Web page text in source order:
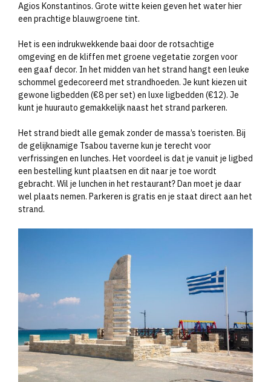
Agios Konstantinos. Grote witte keien geven het water hier
een prachtige blauwgroene tint.
Het is een indrukwekkende baai door de rotsachtige
omgeving en de kliffen met groene vegetatie zorgen voor
een gaaf decor. In het midden van het strand hangt een leuke
schommel gedecoreerd met strandhoeden. Je kunt kiezen uit
gewone ligbedden (€8 per set) en luxe ligbedden (€12). Je
kunt je huurauto gemakkelijk naast het strand parkeren.
Het strand biedt alle gemak zonder de massa’s toeristen. Bij
de gelijknamige Tsabou taverne kun je terecht voor
verfrissingen en lunches. Het voordeel is dat je vanuit je ligbed
een bestelling kunt plaatsen en dit naar je toe wordt
gebracht. Wil je lunchen in het restaurant? Dan moet je daar
wel plaats nemen. Parkeren is gratis en je staat direct aan het
strand.